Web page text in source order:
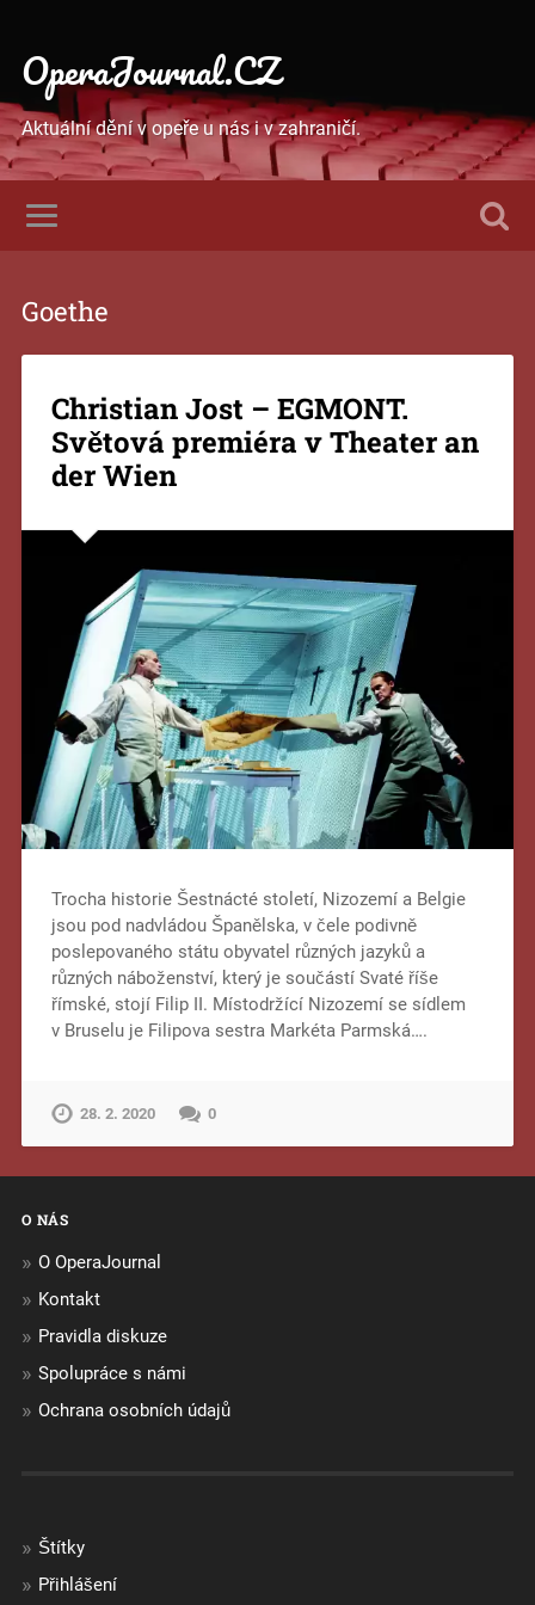
OperaJournal.CZ
Aktuální dění v opeře u nás i v zahraničí.
Goethe
Christian Jost – EGMONT.
Světová premiéra v Theater an
der Wien
Trocha historie Šestnácté století, Nizozemí a Belgie
jsou pod nadvládou Španělska, v čele podivně
poslepovaného státu obyvatel různých jazyků a
různých náboženství, který je součástí Svaté říše
římské, stojí Filip II. Místodržící Nizozemí se sídlem
v Bruselu je Filipova sestra Markéta Parmská….
28. 2. 2020 0
O NÁS
O OperaJournal
Kontakt
Pravidla diskuze
Spolupráce s námi
Ochrana osobních údajů
Štítky
Přihlášení